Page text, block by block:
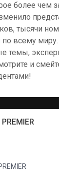
более чем
тысячи
всему
темы,
и